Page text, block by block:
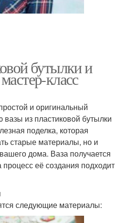
бутылки и
класс
и оригинальный
вазы из пластиковой бутылки
поделка, которая
старые материалы, но и
дома. Ваза получается
процесс её создания подходит
следующие материалы: